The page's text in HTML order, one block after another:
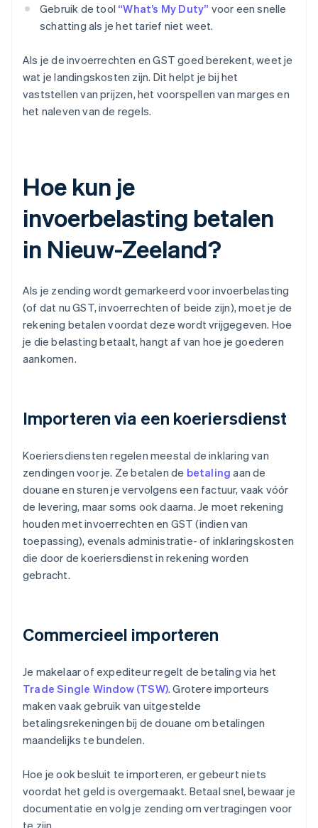
Gebruik de tool “What’s My Duty” voor een snelle
schatting als je het tarief niet weet.
Als je de invoerrechten en GST goed berekent, weet je
wat je landingskosten zijn. Dit helpt je bij het
vaststellen van prijzen, het voorspellen van marges en
het naleven van de regels.
Hoe kun je
invoerbelasting betalen
in Nieuw-Zeeland?
Als je zending wordt gemarkeerd voor invoerbelasting
(of dat nu GST, invoerrechten of beide zijn), moet je de
rekening betalen voordat deze wordt vrijgegeven. Hoe
je die belasting betaalt, hangt af van hoe je goederen
aankomen.
Importeren via een koeriersdienst
Koeriersdiensten regelen meestal de inklaring van
zendingen voor je. Ze betalen de betaling aan de
douane en sturen je vervolgens een factuur, vaak vóór
de levering, maar soms ook daarna. Je moet rekening
houden met invoerrechten en GST (indien van
toepassing), evenals administratie- of inklaringskosten
die door de koeriersdienst in rekening worden
gebracht.
Commercieel importeren
Je makelaar of expediteur regelt de betaling via het
Trade Single Window (TSW). Grotere importeurs
maken vaak gebruik van uitgestelde
betalingsrekeningen bij de douane om betalingen
maandelijks te bundelen.
Hoe je ook besluit te importeren, er gebeurt niets
voordat het geld is overgemaakt. Betaal snel, bewaar je
documentatie en volg je zending om vertragingen voor